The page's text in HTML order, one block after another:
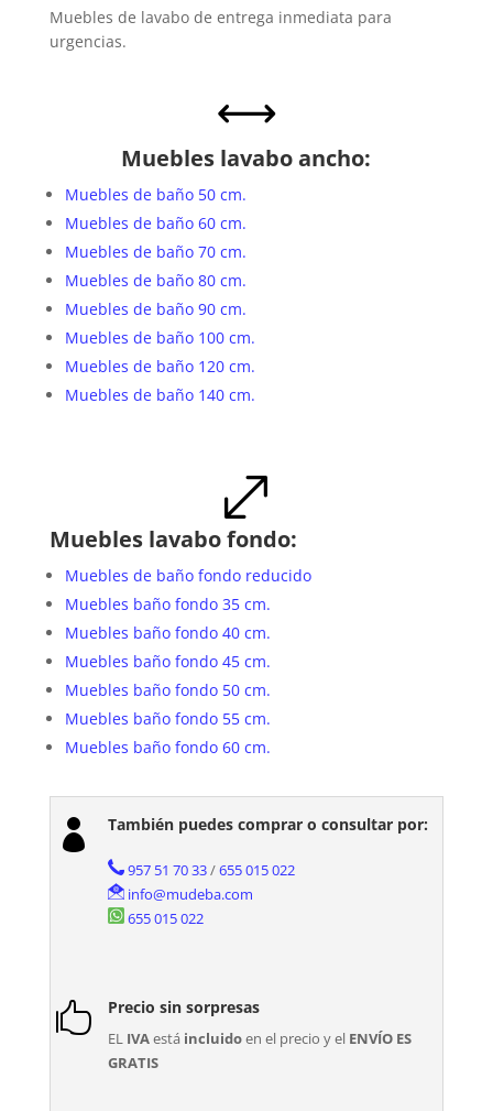
Muebles de lavabo de entrega inmediata para
urgencias.
,
Muebles lavabo ancho:
Muebles de baño 50 cm.
Muebles de baño 60 cm.
Muebles de baño 70 cm.
Muebles de baño 80 cm.
Muebles de baño 90 cm.
Muebles de baño 100 cm.
Muebles de baño 120 cm.
Muebles de baño 140 cm.
.
Muebles lavabo fondo:
Muebles de baño fondo reducido
Muebles baño fondo 35 cm.
Muebles baño fondo 40 cm.
Muebles baño fondo 45 cm.
Muebles baño fondo 50 cm.
Muebles baño fondo 55 cm.
Muebles baño fondo 60 cm.
 También puedes comprar o consultar por:
957 51 70 33/655 015 022
info@mudeba.com
655 015 022
 Precio sin sorpresas
EL IVAestá incluidoen el precio y el ENVÍO ES
GRATIS